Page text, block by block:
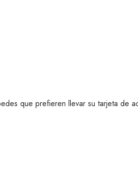
que prefieren llevar su tarjeta de